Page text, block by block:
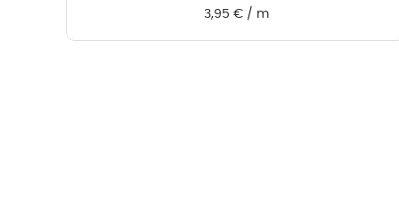
3,95 €/ m